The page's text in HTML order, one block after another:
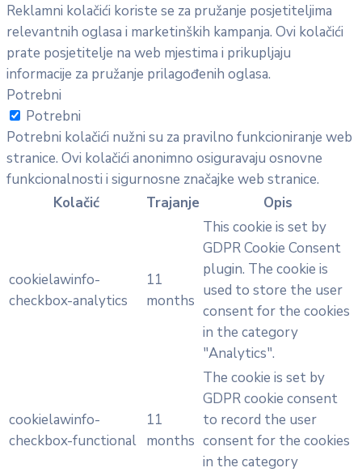
Reklamni kolačići koriste se za pružanje posjetiteljima
relevantnih oglasa i marketinških kampanja. Ovi kolačići
prate posjetitelje na web mjestima i prikupljaju
informacije za pružanje prilagođenih oglasa.
Potrebni
Potrebni
Potrebni kolačići nužni su za pravilno funkcioniranje web
stranice. Ovi kolačići anonimno osiguravaju osnovne
funkcionalnosti i sigurnosne značajke web stranice.
Kolačić
Trajanje Opis
cookielawinfo-
checkbox-analytics
11
months
This cookie is set by
GDPR Cookie Consent
plugin. The cookie is
used to store the user
consent for the cookies
in the category
"Analytics".
cookielawinfo-
checkbox-functional
11
months
The cookie is set by
GDPR cookie consent
to record the user
consent for the cookies
in the category